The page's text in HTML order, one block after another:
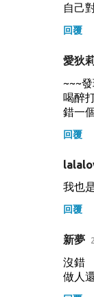
自己
回覆
愛狄
~~~
喝醉
錯一
回覆
我也
回覆
新夢
沒錯
做人